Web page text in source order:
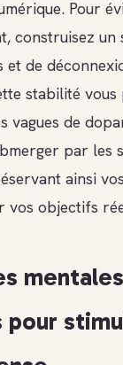
Pour
construisez
et de
stabilité vous
vagues de
par les
ainsi
vos objectifs
pour